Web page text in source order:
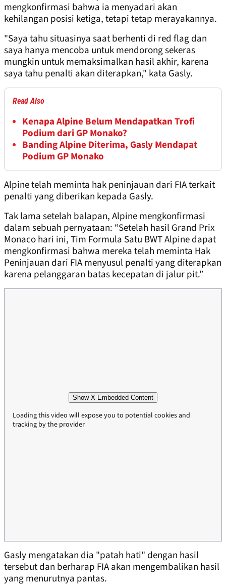
mengkonfirmasi bahwa ia menyadari akan
kehilangan posisi ketiga, tetapi tetap merayakannya.
"Saya tahu situasinya saat berhenti di red flag dan
saya hanya mencoba untuk mendorong sekeras
mungkin untuk memaksimalkan hasil akhir, karena
saya tahu penalti akan diterapkan," kata Gasly.
Read Also
Kenapa Alpine Belum Mendapatkan Trofi
Podium dari GP Monako?
Banding Alpine Diterima, Gasly Mendapat
Podium GP Monako
Alpine telah meminta hak peninjauan dari FIA terkait
penalti yang diberikan kepada Gasly.
Tak lama setelah balapan, Alpine mengkonfirmasi
dalam sebuah pernyataan: “Setelah hasil Grand Prix
Monaco hari ini, Tim Formula Satu BWT Alpine dapat
mengkonfirmasi bahwa mereka telah meminta Hak
Peninjauan dari FIA menyusul penalti yang diterapkan
karena pelanggaran batas kecepatan di jalur pit.”
Show X Embedded Content
Loading this video will expose you to potential cookies and
tracking by the provider
Gasly mengatakan dia "patah hati" dengan hasil
tersebut dan berharap FIA akan mengembalikan hasil
yang menurutnya pantas.